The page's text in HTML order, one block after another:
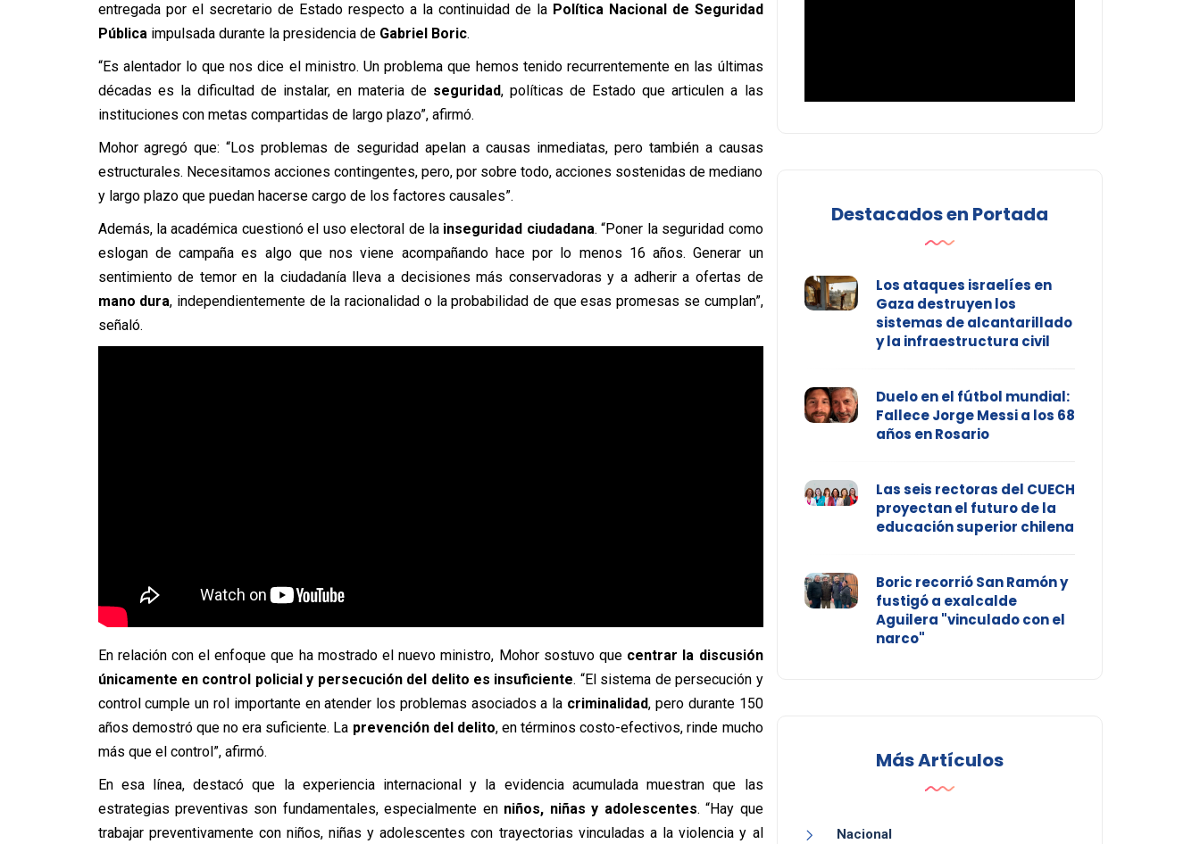
entregada por el secretario de Estado respecto a la continuidad de la Política Nacional de Seguridad
Públicaimpulsada durante la presidencia de Gabriel Boric.
“Es alentador lo que nos dice el ministro. Un problema que hemos tenido recurrentemente en las últimas
décadas es la dificultad de instalar, en materia de seguridad, políticas de Estado que articulen a las
instituciones con metas compartidas de largo plazo”, afirmó.
Mohor agregó que: “Los problemas de seguridad apelan a causas inmediatas, pero también a causas
estructurales. Necesitamos acciones contingentes, pero, por sobre todo, acciones sostenidas de mediano
y largo plazo que puedan hacerse cargo de los factores causales”.
Además, la académica cuestionó el uso electoral de la inseguridad ciudadana. “Poner la seguridad como
eslogan de campaña es algo que nos viene acompañando hace por lo menos 16 años. Generar un
sentimiento de temor en la ciudadanía lleva a decisiones más conservadoras y a adherir a ofertas de
mano dura, independientemente de la racionalidad o la probabilidad de que esas promesas se cumplan”,
señaló.
En relación con el enfoque que ha mostrado el nuevo ministro, Mohor sostuvo quecentrar la discusión
únicamente en control policial y persecución del delito es insuficiente. “El sistema de persecución y
control cumple un rol importante en atender los problemas asociados a la criminalidad, pero durante 150
años demostró que no era suficiente. La prevención del delito, en términos costo-efectivos, rinde mucho
más que el control”, afirmó.
En esa línea, destacó que la experiencia internacional y la evidencia acumulada muestran que las
estrategias preventivas son fundamentales, especialmente en niños, niñas y adolescentes. “Hay que
trabajar preventivamente con niños, niñas y adolescentes con trayectorias vinculadas a la violencia y al
Destacados en Portada
Los ataques israelíes en
Gaza destruyen los
sistemas de alcantarillado
y la infraestructura civil
Duelo en el fútbol mundial:
Fallece Jorge Messi a los 68
años en Rosario
Las seis rectoras del CUECH
proyectan el futuro de la
educación superior chilena
Boric recorrió San Ramón y
fustigó a exalcalde
Aguilera "vinculado con el
narco"
Más Artículos
Nacional